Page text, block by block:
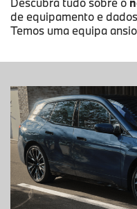
de equipamento e
Temos uma equipa